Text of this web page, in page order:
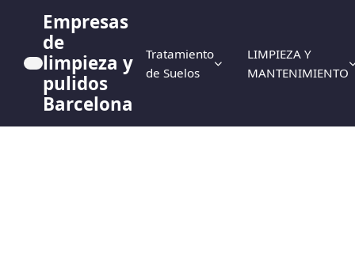
Empresas
de
limpieza y
pulidos
Barcelona
Tratamiento
de Suelos
LIMPIEZA Y
MANTENIMIENTO